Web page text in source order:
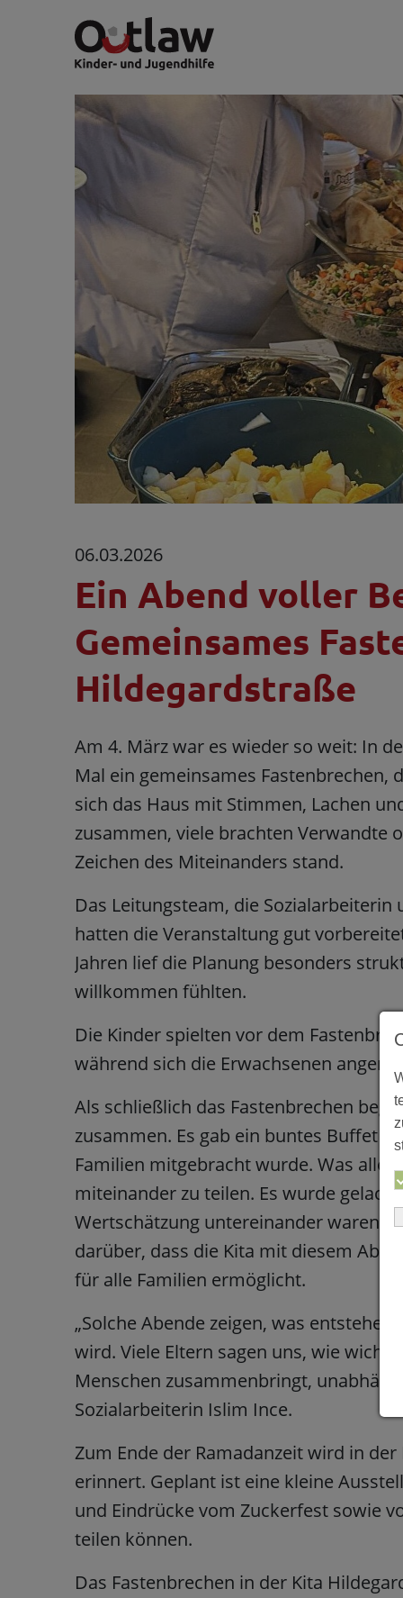
06.03.2026
Ein Abend voller
Gemeinsames
Hildegardstraße
Am 4. März war es wieder so weit: In
Mal ein gemeinsames Fastenbrechen,
sich das Haus mit Stimmen, Lachen
zusammen, viele brachten Verwandte
Zeichen des Miteinanders stand.
Das Leitungsteam, die
hatten die Veranstaltung gut
Jahren lief die Planung besonders
willkommen fühlten.
Die Kinder spielten vor dem
während sich die Erwachsenen
Als schließlich das Fastenbrechen
zusammen. Es gab ein buntes Buffet
Familien mitgebracht wurde. Was alle
miteinander zu teilen. Es wurde
Wertschätzung untereinander waren
darüber, dass die Kita mit diesem
für alle Familien ermöglicht.
„Solche Abende zeigen, was
wird. Viele Eltern sagen uns, wie
Menschen zusammenbringt,
Sozialarbeiterin Islim Ince.
Zum Ende der Ramadanzeit wird in
erinnert. Geplant ist eine kleine
und Eindrücke vom Zuckerfest sowie
teilen können.
Das Fastenbrechen in der Kita